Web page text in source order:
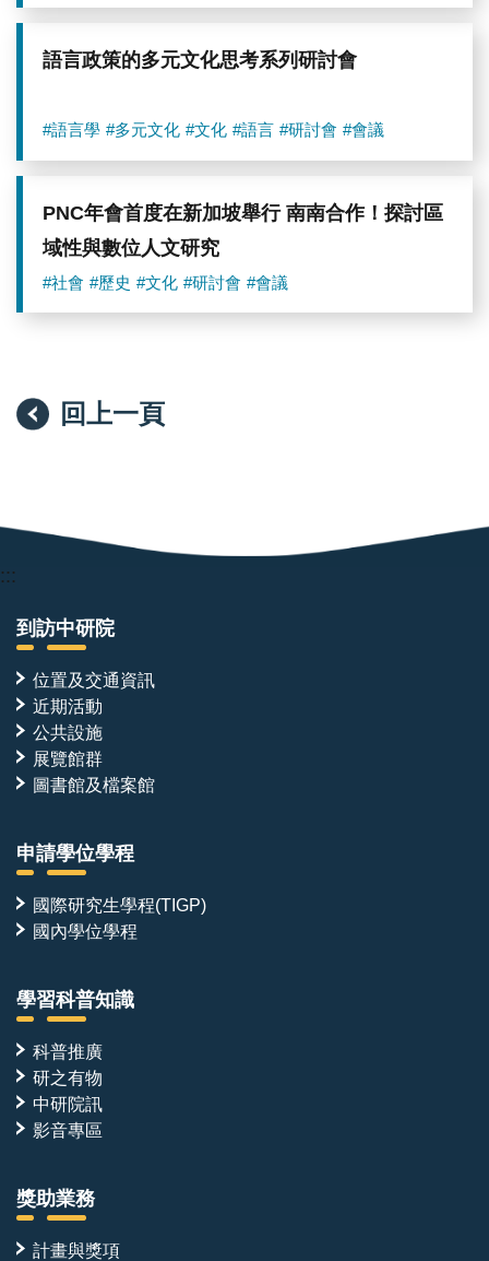
語言政策的多元文化思考系列研討會
#語言學 #多元文化 #文化 #語言 #研討會 #會議
PNC年會首度在新加坡舉行 南南合作！探討區
域性與數位人文研究
#社會 #歷史 #文化 #研討會 #會議
回上一頁
:::
到訪中研院
位置及交通資訊
近期活動
公共設施
展覽館群
圖書館及檔案館
申請學位學程
國際研究生學程(TIGP)
國內學位學程
學習科普知識
科普推廣
研之有物
中研院訊
影音專區
獎助業務
計畫與獎項